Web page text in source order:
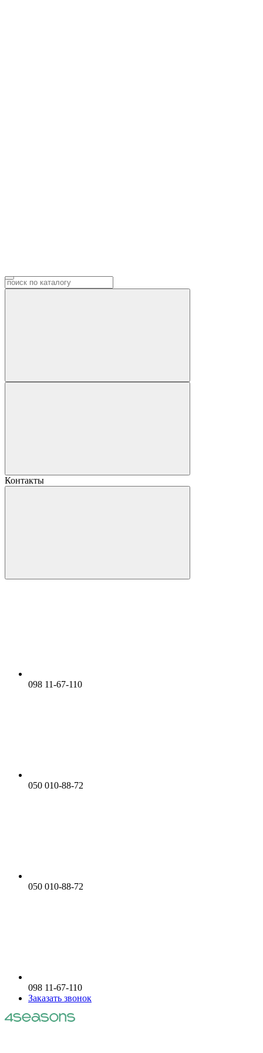
Контакты
098 11-67-110
050 010-88-72
050 010-88-72
098 11-67-110
Заказать звонок